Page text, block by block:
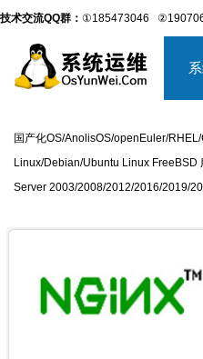
技术交流QQ群： ①185473046
国产化OS/AnolisOS/openEuler/
Linux/Debian/Ubuntu Linux FreeBSD
Server 2003/2008/2012/2016/2019/